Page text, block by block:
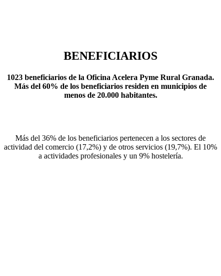
BENEFICIARIOS
1023 beneficiarios de la Oficina Acelera Pyme Rural Granada.
Más del 60% de los beneficiarios residen en municipios de
menos de 20.000 habitantes.
Más del 36% de los beneficiarios pertenecen a los sectores de
actividad del comercio (17,2%) y de otros servicios (19,7%). El 10%
a actividades profesionales y un 9% hostelería.